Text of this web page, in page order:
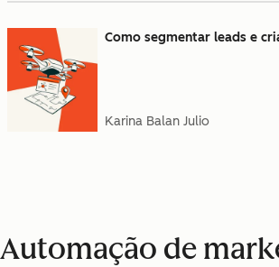
Como segmentar leads e
Karina Balan Julio
Automação de